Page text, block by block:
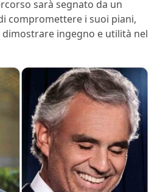
sarà segnato da un
compromettere i suoi piani,
ingegno e utilità nel